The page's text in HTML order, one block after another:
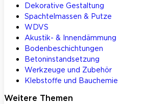
Dekorative Gestaltung
Spachtelmassen & Putze
WDVS
Akustik- & Innendämmung
Bodenbeschichtungen
Betoninstandsetzung
Werkzeuge und Zubehör
Klebstoffe und Bauchemie
Weitere Themen